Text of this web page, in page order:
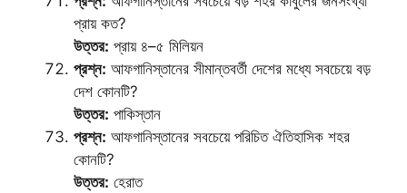
প্রায় কত?
উত্তর: প্রায় ৪–৫ মিলিয়ন
প্রশ্ন: আফগানিস্তানের সীমান্তবর্তী দেশের মধ্যে সবচেয়ে বড়
দেশ কোনটি?
উত্তর: পাকিস্তান
প্রশ্ন: আফগানিস্তানের সবচেয়ে পরিচিত ঐতিহাসিক শহর
কোনটি?
উত্তর: হেরাত